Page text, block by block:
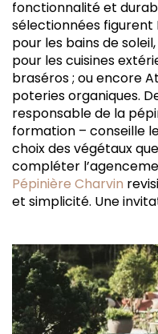
fonctionnalité et
sélectionnées figurent
pour les bains de
pour les cuisines
braséros ; ou encore
poteries organiques.
responsable de la
formation – conseille
choix des végétaux
compléter
Pépinière Charvin
et simplicité. Une